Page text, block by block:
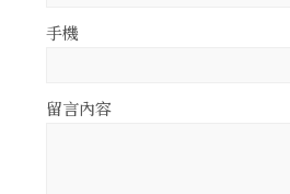
手機
留言內容